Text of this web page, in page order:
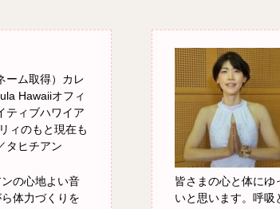
ーム取得）カレ
Hawaiiオフィ
ティブハワイア
ィのもと現在も
タヒチアン
の心地よい音
体力づくりを
皆さまの心と体にゆ
いと思います。呼吸